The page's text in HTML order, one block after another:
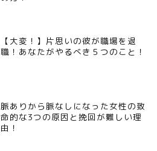
【大変！】片思いの彼が職場を退
職！あなたがやるべき５つのこと！
脈ありから脈なしになった女性の致
命的な3つの原因と挽回が難しい理
由！